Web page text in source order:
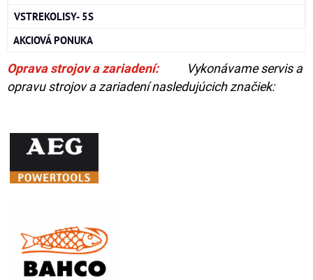
VSTREKOLISY- 5S
AKCIOVÁ PONUKA
Oprava strojov a zariadení:
Vykonávame servis a
opravu strojov a zariadení nasledujúcich značiek: